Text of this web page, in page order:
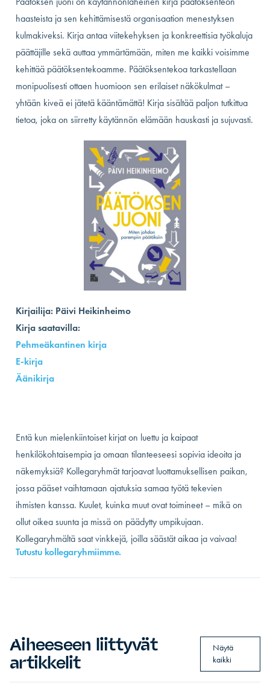
haasteista ja sen kehittämisestä organisaation menestyksen
kulmakiveksi. Kirja antaa viitekehyksen ja konkreettisia työkaluja
päättäjille sekä auttaa ymmärtämään, miten me kaikki voisimme
kehittää päätöksentekoamme. Päätöksentekoa tarkastellaan
monipuolisesti ottaen huomioon sen erilaiset näkökulmat –
yhtään kiveä ei jätetä kääntämättä! Kirja sisältää paljon tutkittua
tietoa, joka on siirretty käytännön elämään hauskasti ja sujuvasti.
Kirjailija: Päivi Heikinheimo
Kirja saatavilla:
Pehmeäkantinen kirja
E-kirja
Äänikirja
Entä kun mielenkiintoiset kirjat on luettu ja kaipaat
henkilökohtaisempia ja omaan tilanteeseesi sopivia ideoita ja
näkemyksiä? Kollegaryhmät tarjoavat luottamuksellisen paikan,
jossa pääset vaihtamaan ajatuksia samaa työtä tekevien
ihmisten kanssa. Kuulet, kuinka muut ovat toimineet – mikä on
ollut oikea suunta ja missä on päädytty umpikujaan.
Kollegaryhmältä saat vinkkejä, joilla säästät aikaa ja vaivaa!
Tutustu kollegaryhmiimme.
Aiheeseen liittyvät
artikkelit
Näytä
kaikki